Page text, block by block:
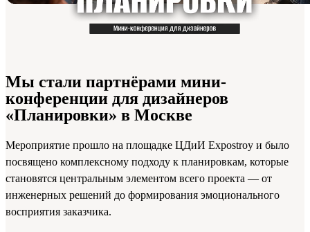
Мы стали партнёрами мини-
конференции для дизайнеров
«Планировки» в Москве
Мероприятие прошло на площадке ЦДиИ Expostroy и было
посвящено комплексному подходу к планировкам, которые
становятся центральным элементом всего проекта — от
инженерных решений до формирования эмоционального
восприятия заказчика.